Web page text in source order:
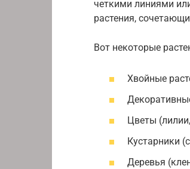
четкими линиями
растения,
Вот некоторые
Хвойные
Цветы
Кустарники
Деревья